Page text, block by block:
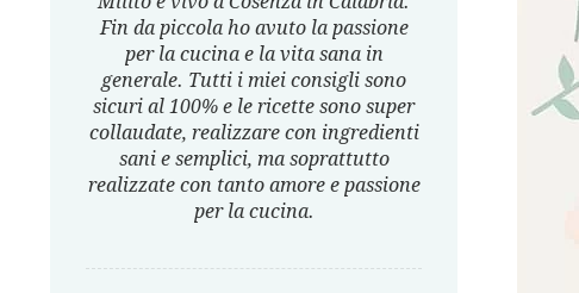
Fin da piccola ho avuto la passione
per la cucina e la vita sana in
generale. Tutti i miei consigli sono
sicuri al 100% e le ricette sono super
collaudate, realizzare con ingredienti
sani e semplici, ma soprattutto
realizzate con tanto amore e passione
per la cucina.